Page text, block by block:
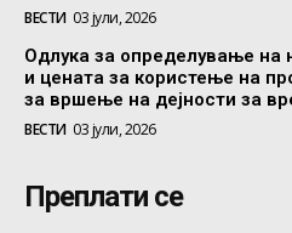
ВЕСТИ 03 јули, 2026
Одлука за определување на
и цената за користење на
за вршење на дејности за
ВЕСТИ 03 јули, 2026
Преплати се